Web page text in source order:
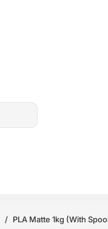
/ PLA Matte 1kg (With